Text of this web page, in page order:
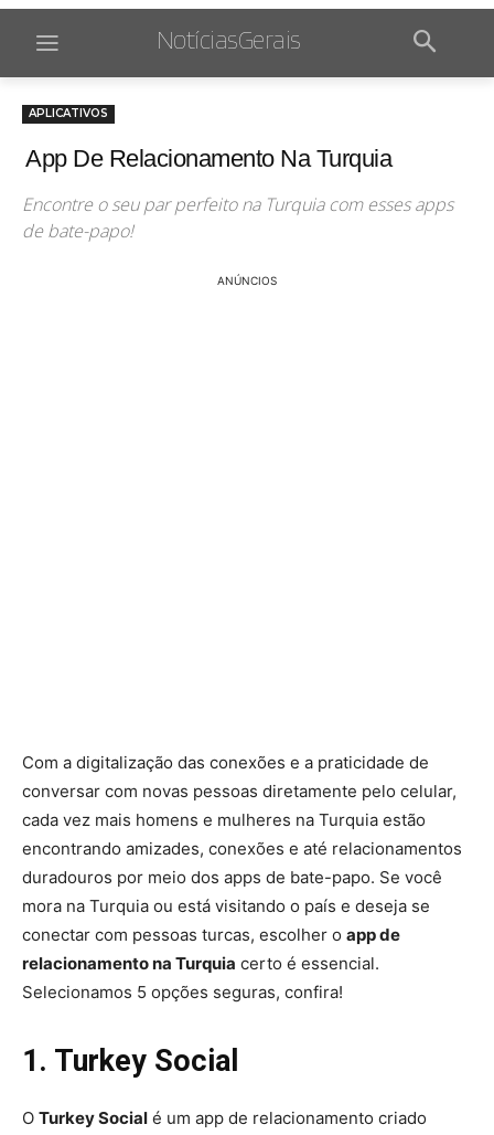
NotíciasGerais
APLICATIVOS
App De Relacionamento Na Turquia
Encontre o seu par perfeito na Turquia com esses apps
de bate-papo!
ANÚNCIOS
Com a digitalização das conexões e a praticidade de
conversar com novas pessoas diretamente pelo celular,
cada vez mais homens e mulheres na Turquia estão
encontrando amizades, conexões e até relacionamentos
duradouros por meio dos apps de bate-papo. Se você
mora na Turquia ou está visitando o país e deseja se
conectar com pessoas turcas, escolher o app de
relacionamento na Turquia certo é essencial.
Selecionamos 5 opções seguras, confira!
1. Turkey Social
O Turkey Social é um app de relacionamento criado